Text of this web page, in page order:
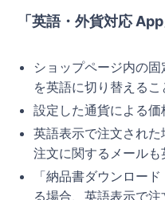
「英語・外貨対応
ショップページ内の
を英語に切り替える
設定した通貨による
英語表示で注文された
注文に関するメール
「納品書ダウンロー
る場合、英語表示で